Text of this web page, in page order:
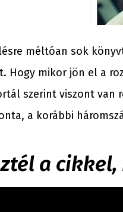
méltóan sok
Hogy mikor jön el a
szerint viszont van
a korábbi
a